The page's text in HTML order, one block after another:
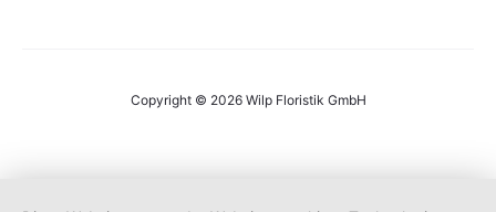
Copyright © 2026 Wilp Floristik GmbH